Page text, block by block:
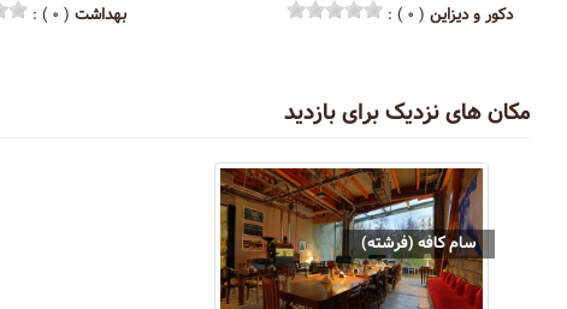
دکور و دیزاین ( ۰ ) : بهداشت ( ۰ ) :
مکان های نزدیک برای بازدید
سام کافه (فرشته)